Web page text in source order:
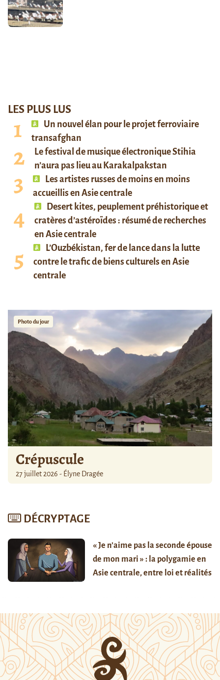
LES PLUS LUS
Un nouvel élan pour le projet ferroviaire
transafghan
Le festival de musique électronique Stihia
n’aura pas lieu au Karakalpakstan
Les artistes russes de moins en moins
accueillis en Asie centrale
Desert kites, peuplement préhistorique et
cratères d’astéroïdes : résumé de recherches
en Asie centrale
L’Ouzbékistan, fer de lance dans la lutte
contre le trafic de biens culturels en Asie
centrale
Photo du jour
Crépuscule
27 juillet 2026 - Élyne Dragée
DÉCRYPTAGE
« Je n’aime pas la seconde épouse
de mon mari » : la polygamie en
Asie centrale, entre loi et réalités